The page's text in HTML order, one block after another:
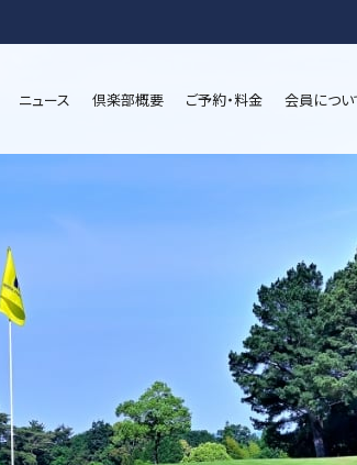
ニュース 倶楽部概要 ご予約・料金 会員につい